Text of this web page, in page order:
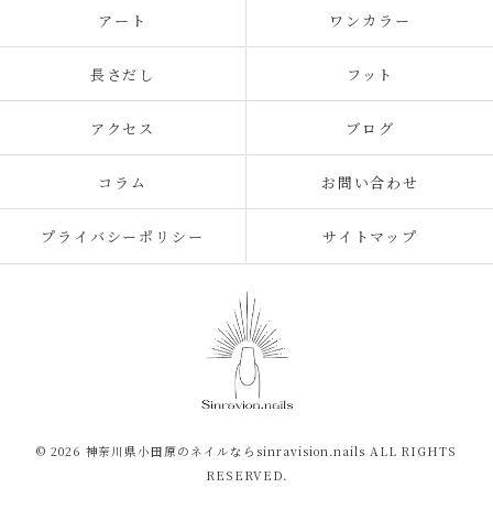
アート ワンカラー
長さだし フット
アクセス ブログ
コラム お問い合わせ
プライバシーポリシー サイトマップ
© 2026 神奈川県小田原のネイルならsinravision.nails ALL RIGHTS
RESERVED.